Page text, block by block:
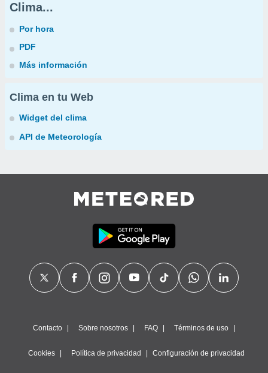
Clima...
Por hora
PDF
Más información
Clima en tu Web
Widget del clima
API de Meteorología
Contacto Sobre nosotros FAQ Términos de uso
Cookies Política de privacidad Configuración de privacidad